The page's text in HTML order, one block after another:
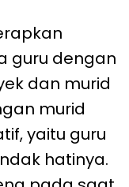
guru dengan
dan murid
murid
yaitu guru
hatinya.